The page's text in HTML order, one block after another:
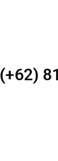
(+62)